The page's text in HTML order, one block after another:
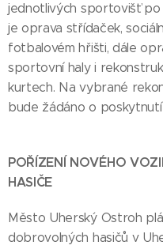
jednotlivých sportovišť po
je oprava střídaček,
fotbalovém hřišti, dále
sportovní haly i
kurtech. Na vybrané
bude žádáno o poskytnutí
POŘÍZENÍ NOVÉHO
HASIČE
Město Uherský Ostroh
dobrovolných hasičů v